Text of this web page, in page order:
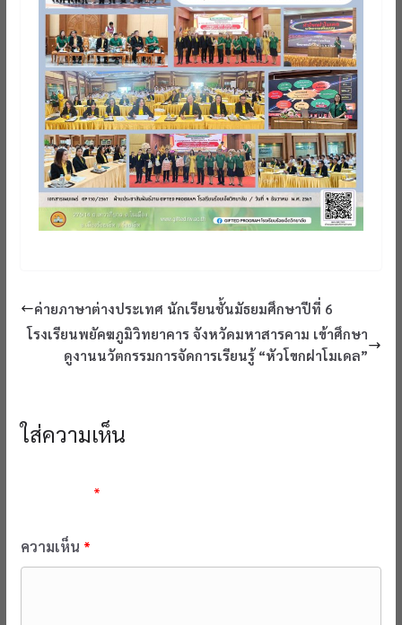
ค่ายภาษาต่างประเทศ นักเรียนชั้นมัธยมศึกษาปีที่ 6
โรงเรียนพยัคฆภูมิวิทยาคาร จังหวัดมหาสารคาม เข้าศึกษา
ดูงานนวัตกรรมการจัดการเรียนรู้ “หัวโขกฝาโมเดล”
ใส่ความเห็น
*
ความเห็น *